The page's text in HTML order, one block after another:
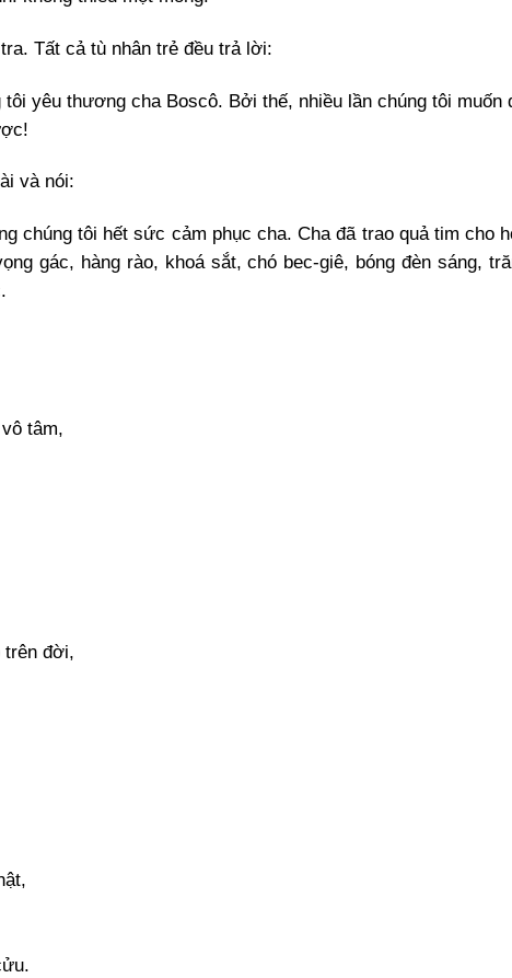
Tất cả tù nhân trẻ đều trả lời:
yêu thương cha Boscô. Bởi thế, nhiều lần chúng tôi muốn
và nói:
chúng tôi hết sức cảm phục cha. Cha đã trao quả tim cho
gác, hàng rào, khoá sắt, chó bec-giê, bóng đèn sáng,
tâm,
trên đời,